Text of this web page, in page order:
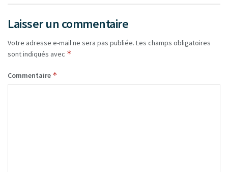
Laisser un commentaire
Votre adresse e-mail ne sera pas publiée. Les champs obligatoires
sont indiqués avec *
Commentaire *